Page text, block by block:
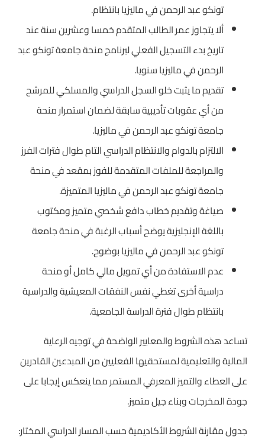
تونكو عبد الرحمن في ماليزيا بانتظام.
ألا يتجاوز عمر الطالب المتقدم خمسا وعشرين سنة عند
تاريخ بدء التسجيل الفعلي لبرنامج منحة جامعة تونكو عبد
الرحمن في ماليزيا سنويا.
تقديم ما يثبت خلو السجل الدراسي والمسلكي للمرشح
من أي عقوبات تأديبية سابقة لضمان استمرار منحة
جامعة تونكو عبد الرحمن في ماليزيا.
الالتزام بالدوام والانتظام الدراسي التام طوال فترات الفرز
والمراجعة للملفات المتقدمة للفوز بمقعد في منحة
جامعة تونكو عبد الرحمن في ماليزيا المتميزة.
صياغة وتقديم خطاب دافع شخصي متميز ومكتوب
باللغة الإنجليزية يوضح أسباب الرغبة في منحة جامعة
تونكو عبد الرحمن في ماليزيا بوضوح.
عدم الاستفادة من أي تمويل مالي كامل أو منحة
دراسية أخرى تغطي نفس النفقات المعيشية والدراسية
بانتظام طوال فترة الدراسة الجامعية.
تساعد هذه الشروط والمعايير الواضحة في توجيه الرعاية
المالية والتعليمية لمستحقيها الفعليين من المبدعين القادرين
على العطاء والتميز المعرفي المستمر مما ينعكس إيجابا على
جودة المخرجات وبناء جيل متميز.
جدول مقارنة الشروط الأكاديمية حسب المسار الدراسي المختار: